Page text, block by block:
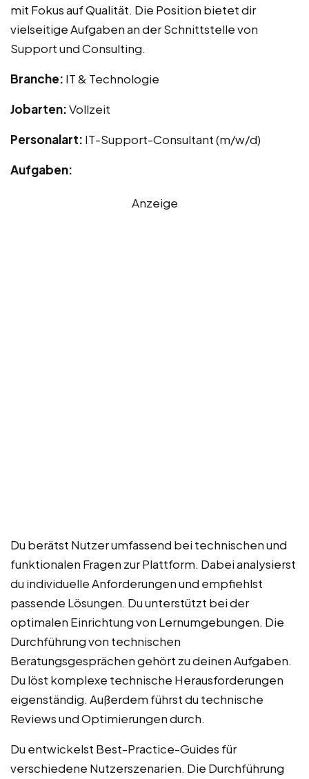
mit Fokus auf Qualität. Die Position bietet dir
vielseitige Aufgaben an der Schnittstelle von
Support und Consulting.
Branche: IT & Technologie
Jobarten:Vollzeit
Personalart: IT-Support-Consultant (m/w/d)
Aufgaben:
Anzeige
Du berätst Nutzer umfassend bei technischen und
funktionalen Fragen zur Plattform. Dabei analysierst
du individuelle Anforderungen und empfiehlst
passende Lösungen. Du unterstützt bei der
optimalen Einrichtung von Lernumgebungen. Die
Durchführung von technischen
Beratungsgesprächen gehört zu deinen Aufgaben.
Du löst komplexe technische Herausforderungen
eigenständig. Außerdem führst du technische
Reviews und Optimierungen durch.
Du entwickelst Best-Practice-Guides für
verschiedene Nutzerszenarien. Die Durchführung